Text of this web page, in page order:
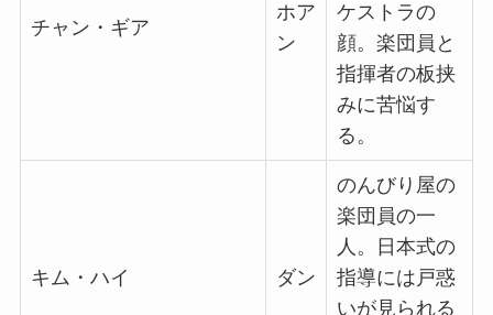
チャン・ギア
ホア
ン
ケストラの
顔。楽団員と
指揮者の板挟
みに苦悩す
る。
キム・ハイ ダン
のんびり屋の
楽団員の一
人。日本式の
指導には戸惑
いが見られる